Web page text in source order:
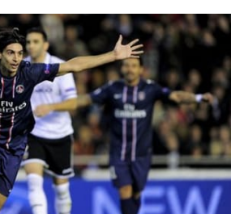
سياسة ناس
فن
منوعات رياضة
كأس العالم
البرامج